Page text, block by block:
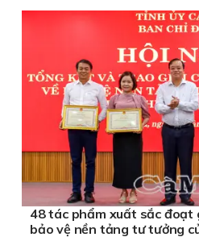
48 tác phẩm xuất sắc đoạt
bảo vệ nền tảng tư tưởng